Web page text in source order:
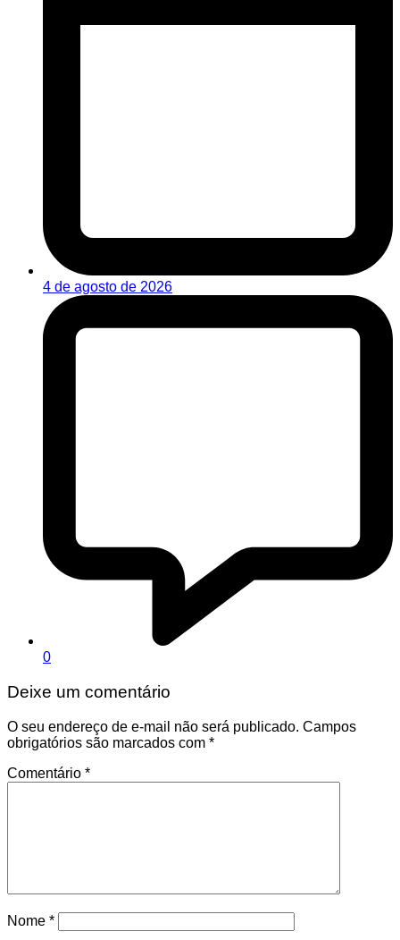
4 de agosto de 2026
0
Deixe um comentário
O seu endereço de e-mail não será publicado. Campos
obrigatórios são marcados com *
Comentário *
Nome *